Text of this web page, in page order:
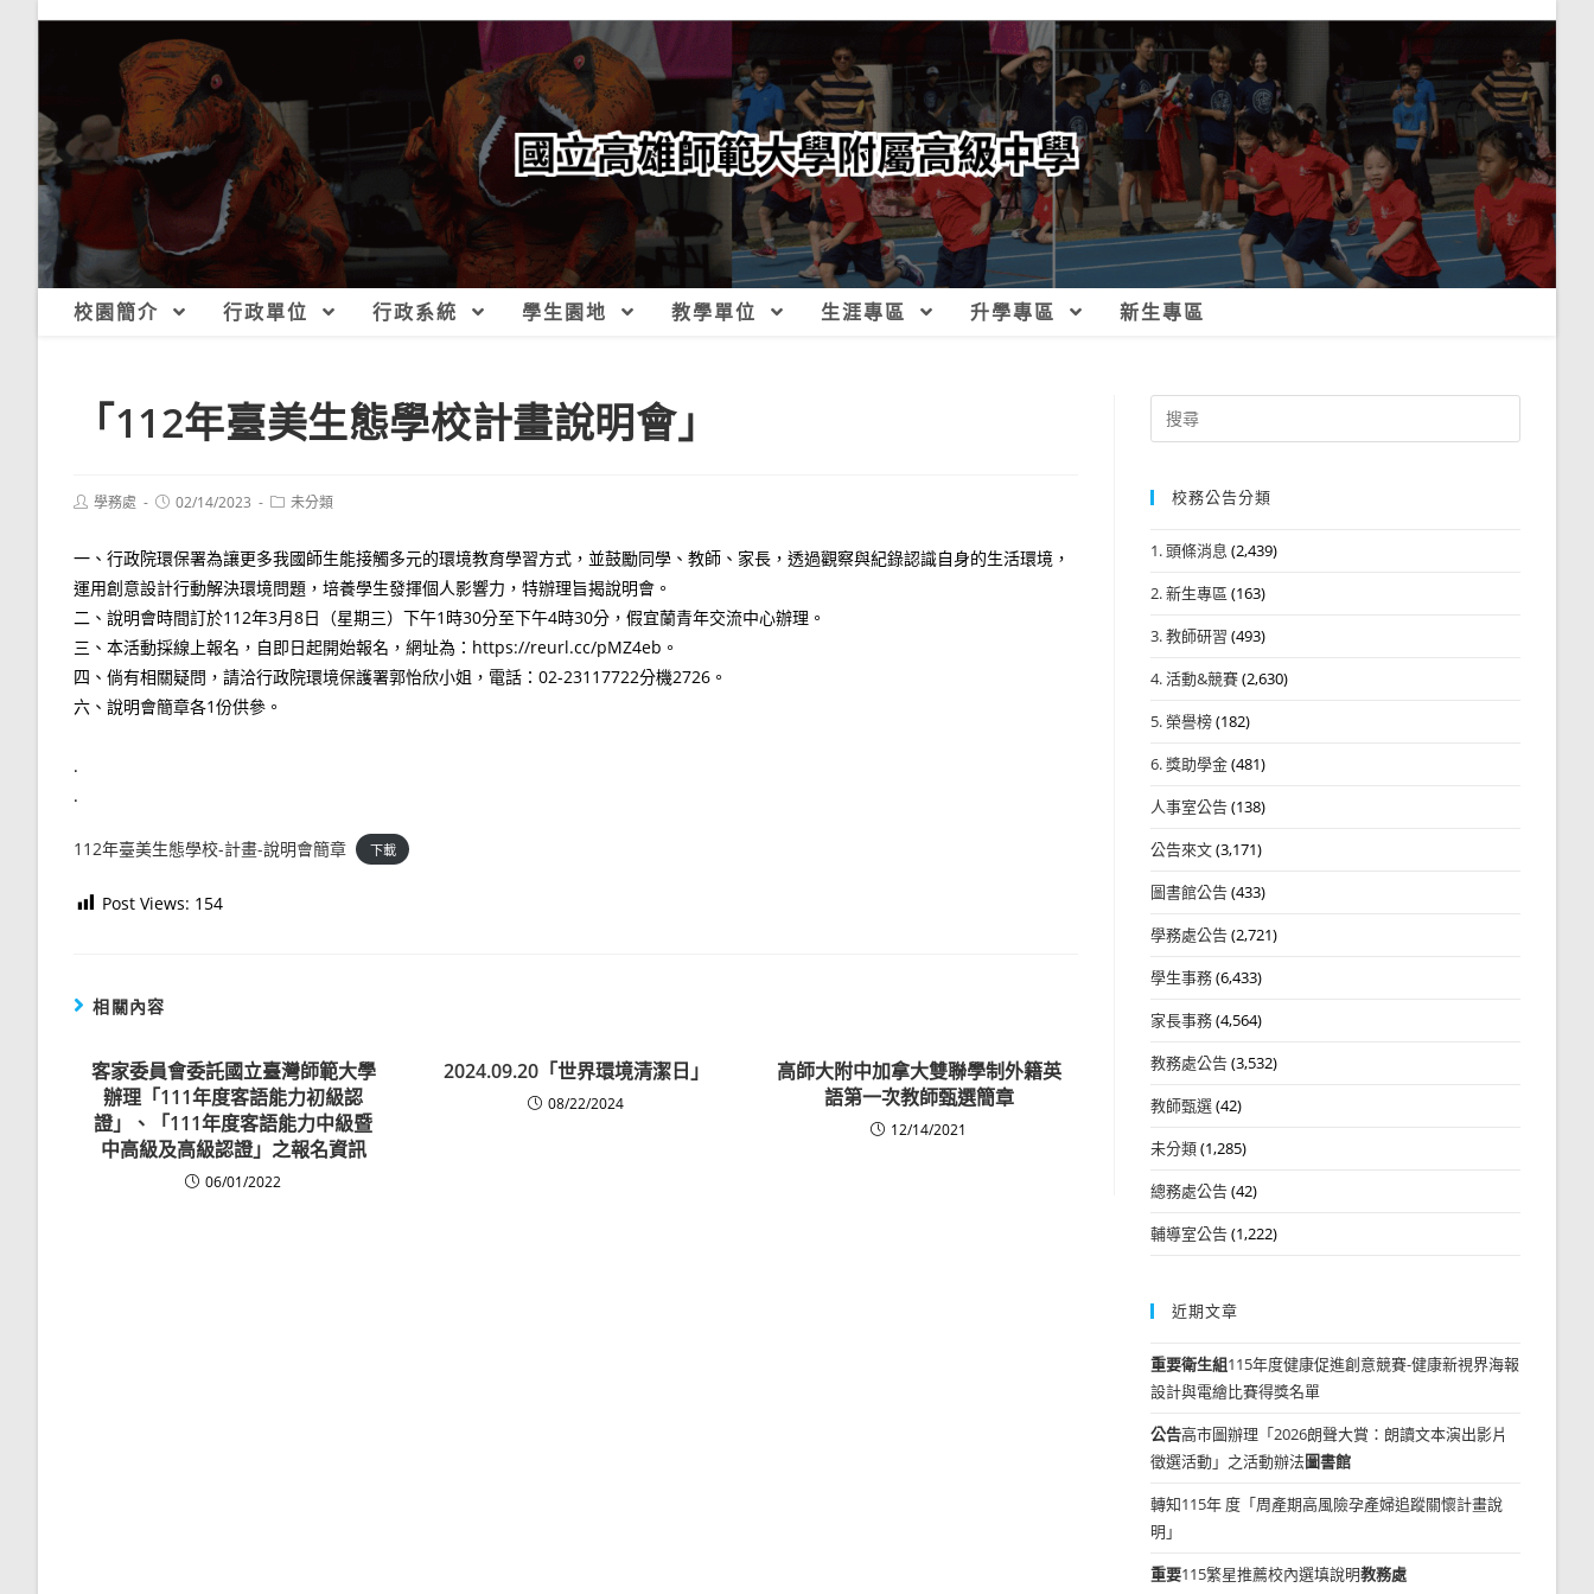
校園簡介 行政單位 行政系統 學生園地 教學單位 生涯專區 升學專區 新生專區
「112年臺美生態學校計畫說明會」
Post學務處
Post02/14/2023
Post未分類
一、行政院環保署為讓更多我國師生能接觸多元的環境教育學習方式，並鼓勵同學、教師、家長，透過觀察與紀錄認識自身的生活環境，
運用創意設計行動解決環境問題，培養學生發揮個人影響力，特辦理旨揭說明會。
二、說明會時間訂於112年3月8日（星期三）下午1時30分至下午4時30分，假宜蘭青年交流中心辦理。
三、本活動採線上報名，自即日起開始報名，網址為：https://reurl.cc/pMZ4eb。
四、倘有相關疑問，請洽行政院環境保護署郭怡欣小姐，電話：02-23117722分機2726。
六、說明會簡章各1份供參。
.
.
112年臺美生態學校-計畫-說明會簡章 下載
Post Views: 154
相關內容
客家委員會委託國立臺灣師範大學
辦理「111年度客語能力初級認
證」、「111年度客語能力中級暨
中高級及高級認證」之報名資訊
06/01/2022
2024.09.20「世界環境清潔日」
08/22/2024
高師大附中加拿大雙聯學制外籍英
語第一次教師甄選簡章
12/14/2021
Search
for:
校務公告分類
1. 頭條消息 (2,439)
2. 新生專區 (163)
3. 教師研習 (493)
4. 活動&競賽(2,630)
5. 榮譽榜(182)
6. 獎助學金(481)
人事室公告(138)
公告來文(3,171)
圖書館公告(433)
學務處公告(2,721)
學生事務(6,433)
家長事務(4,564)
教務處公告(3,532)
教師甄選(42)
未分類(1,285)
總務處公告(42)
輔導室公告(1,222)
近期文章
重要衛生組115年度健康促進創意競賽-健康新視界海報
設計與電繪比賽得獎名單
公告高市圖辦理「2026朗聲大賞：朗讀文本演出影片
徵選活動」之活動辦法圖書館
轉知115年 度「周產期高風險孕產婦追蹤關懷計畫說
明」
重要115繁星推薦校內選填說明教務處